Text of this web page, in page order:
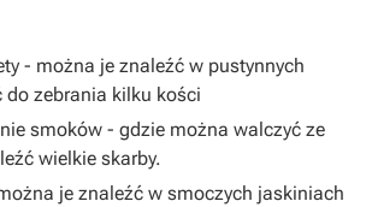
- można je znaleźć w pustynnych
do zebrania kilku kości
smoków - gdzie można walczyć ze
wielkie skarby.
je znaleźć w smoczych jaskiniach